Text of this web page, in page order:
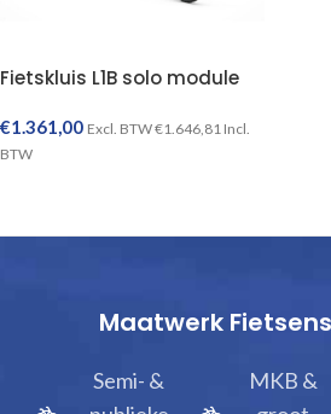
Fietskluis L1B solo module
€1.361,00 Excl. BTW€1.646,81 Incl.
BTW
Maatwerk
Semi- &
MKB &